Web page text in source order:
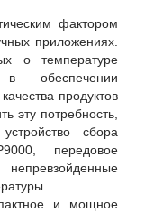
фактором
приложениях.
о температуре
обеспечении
продуктов
эту потребность,
сбора
передовое
и мощное